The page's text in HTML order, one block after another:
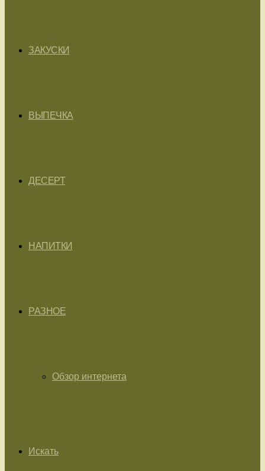
ЗАКУСКИ
ВЫПЕЧКА
ДЕСЕРТ
НАПИТКИ
РАЗНОЕ
Обзор интернета
Искать